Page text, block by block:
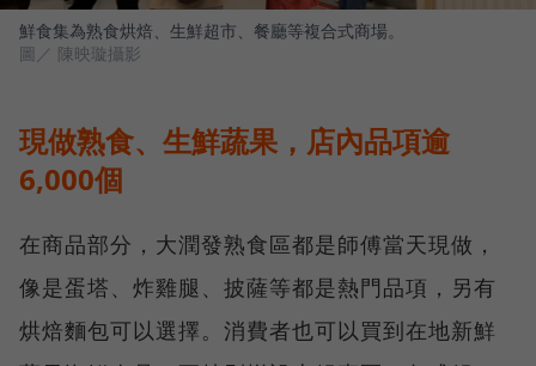
鮮食集為熟食烘焙、生鮮超市、餐廳等複合式商場。
圖／ 陳映璇攝影
現做熟食、生鮮蔬果，店內品項逾
6,000個
在商品部分，大潤發熟食區都是師傅當天現做，
像是蛋塔、炸雞腿、披薩等都是熱門品項，另有
烘焙麵包可以選擇。消費者也可以買到在地新鮮